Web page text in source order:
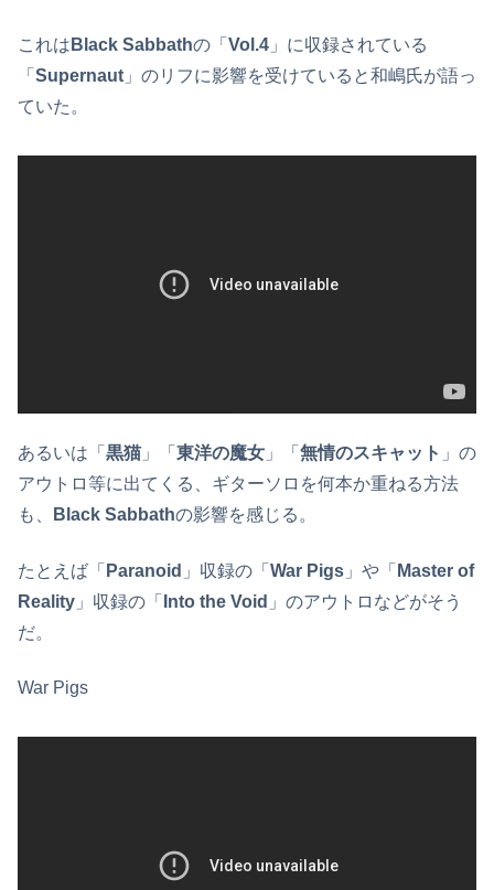
これは Black Sabbathの「 Vol.4 」に収録されている
「 Supernaut 」のリフに影響を受けていると和嶋氏が語っ
ていた。
あるいは「 黒猫」「 東洋の魔女 」「 無情のスキャット 」の
アウトロ等に出てくる、ギターソロを何本か重ねる方法
も、
Black Sabbathの影響を感じる。
たとえば「 Paranoid 」収録の「 War Pigs 」や「 Master of
Reality 」収録の「 Into the Void 」のアウトロなどがそう
だ。
War Pigs